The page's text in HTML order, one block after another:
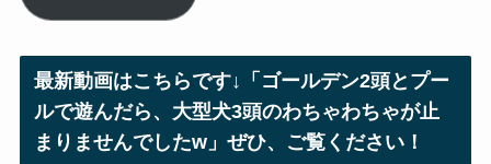
ア
ス
最新動画はこちらです↓「ゴールデン2頭とプー
ルで遊んだら、大型犬3頭のわちゃわちゃが止
まりませんでしたw」ぜひ、ご覧ください！